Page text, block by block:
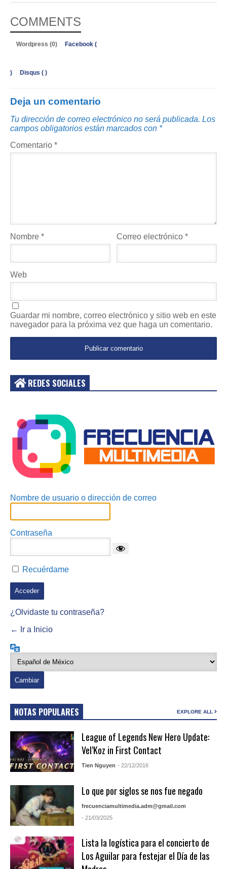
COMMENTS
Wordpress (0) Facebook (
) Disqus ( )
Deja un comentario
Tu dirección de correo electrónico no será publicada. Los
campos obligatorios están marcados con *
Comentario *
Nombre * Correo electrónico*
Web
Guardar mi nombre, correo electrónico y sitio web en este
navegador para la próxima vez que haga un comentario.
REDES SOCIALES
Nombre de usuario o dirección de correo
Contraseña
Recuérdame
¿Olvidaste tu contraseña?
← Ir a Inicio
NOTAS POPULARES EXPLORE ALL
League of Legends New Hero Update:
Vel’Koz in First Contact
Tien Nguyen - 22/12/2016
Lo que por siglos se nos fue negado
frecuenciamultimedia.adm@gmail.com
- 21/03/2025
Lista la logística para el concierto de
Los Aguilar para festejar el Día de las